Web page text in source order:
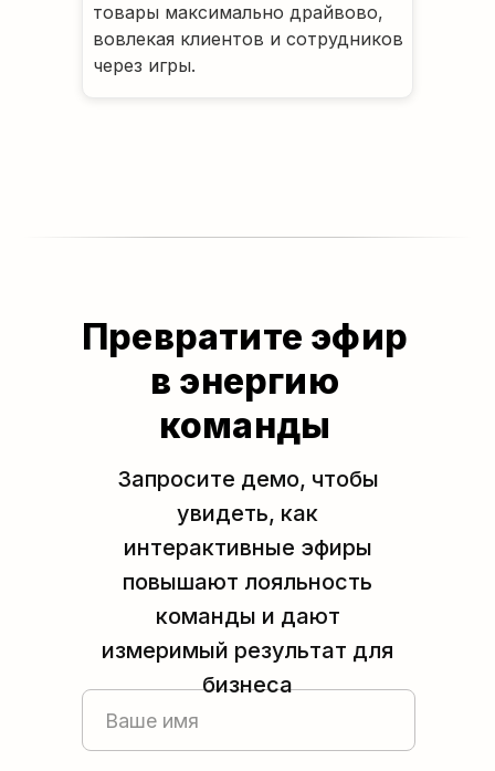
товары максимально драйвово,
вовлекая клиентов и сотрудников
через игры.
Превратите эфир
в энергию
команды
Запросите демо, чтобы
увидеть, как
интерактивные эфиры
повышают лояльность
команды и дают
измеримый результат для
бизнеса